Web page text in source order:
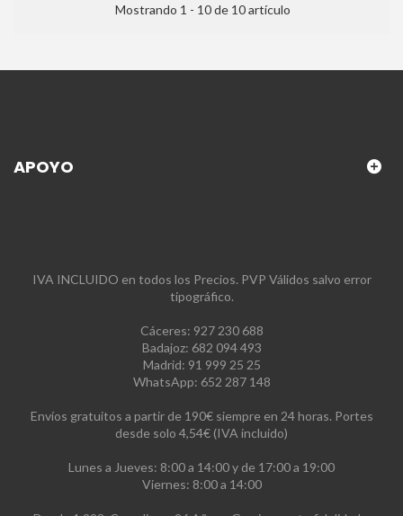
Mostrando 1 - 10 de 10 artículo
APOYO
IVA INCLUIDO en todos los Precios. PVP Válidos salvo error
tipográfico.
Cáceres: 927 230 688
Badajoz: 682 094 493
Madrid: 91 999 25 25
WhatsApp: 652 287 148
Envíos gratuitos a partir de 190€ siempre en 24 horas. Portes
desde solo 4,54€ (IVA incluido)
Lunes a Jueves: 8:00 a 14:00 y de 17:00 a 19:00
Viernes: 8:00 a 14:00